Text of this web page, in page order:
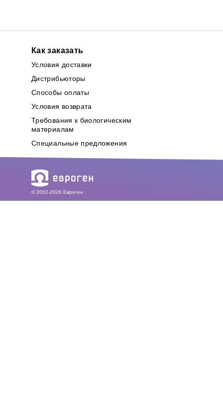
Как заказать
Условия доставки
Дистрибьюторы
Способы оплаты
Условия возврата
Требования к биологическим
материалам
Специальные предложения
© 2002-2026 Евроген